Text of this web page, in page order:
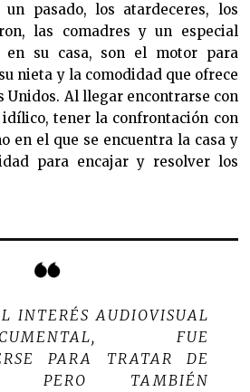
un pasado, los atardeceres, los
las comadres y un especial
en su casa, son el motor para
nieta y la comodidad que ofrece
Unidos. Al llegar encontrarse con
tener la confrontación con
en el que se encuentra la casa y
para encajar y resolver los
INTERÉS AUDIOVISUAL
FUE
PARA TRATAR DE
PERO TAMBIÉN